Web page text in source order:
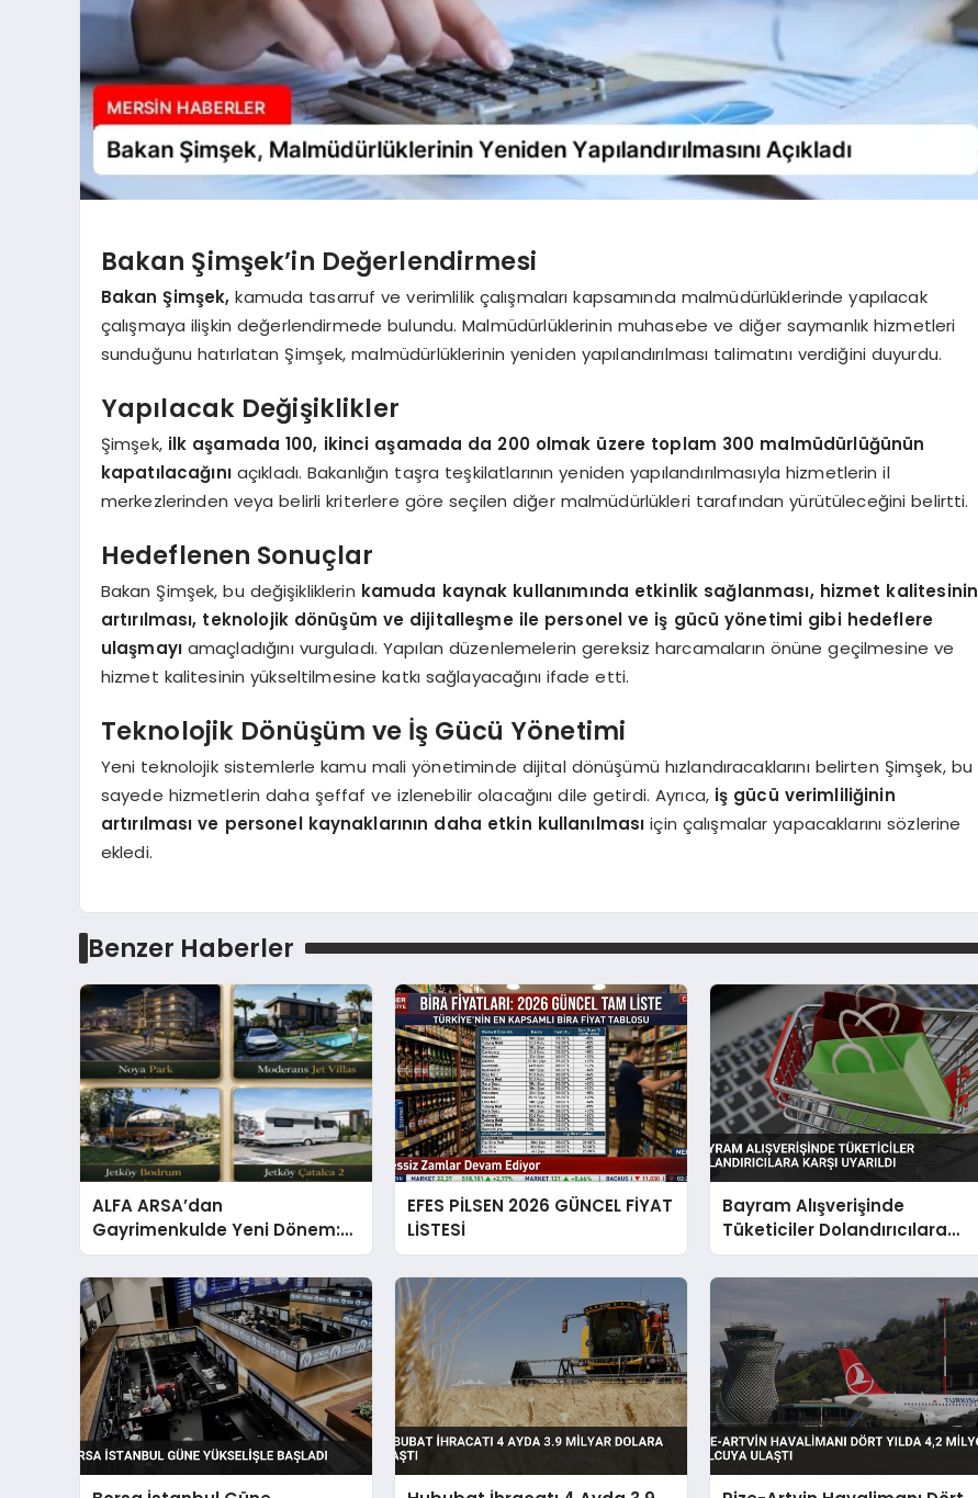
Bakan Şimşek’in Değerlendirmesi
Bakan Şimşek, kamuda tasarruf ve verimlilik çalışmaları kapsamında malmüdürlüklerinde yapılacak
çalışmaya ilişkin değerlendirmede bulundu. Malmüdürlüklerinin muhasebe ve diğer saymanlık hizmetleri
sunduğunu hatırlatan Şimşek, malmüdürlüklerinin yeniden yapılandırılması talimatını verdiğini duyurdu.
Yapılacak Değişiklikler
Şimşek, ilk aşamada 100, ikinci aşamada da 200 olmak üzere toplam 300 malmüdürlüğünün
kapatılacağınıaçıkladı. Bakanlığın taşra teşkilatlarının yeniden yapılandırılmasıyla hizmetlerin il
merkezlerinden veya belirli kriterlere göre seçilen diğer malmüdürlükleri tarafından yürütüleceğini belirtti.
Hedeflenen Sonuçlar
Bakan Şimşek, bu değişikliklerin kamuda kaynak kullanımında etkinlik sağlanması, hizmet kalitesinin
artırılması, teknolojik dönüşüm ve dijitalleşme ile personel ve iş gücü yönetimi gibi hedeflere
ulaşmayıamaçladığını vurguladı. Yapılan düzenlemelerin gereksiz harcamaların önüne geçilmesine ve
hizmet kalitesinin yükseltilmesine katkı sağlayacağını ifade etti.
Teknolojik Dönüşüm ve İş Gücü Yönetimi
Yeni teknolojik sistemlerle kamu mali yönetiminde dijital dönüşümü hızlandıracaklarını belirten Şimşek, bu
sayede hizmetlerin daha şeffaf ve izlenebilir olacağını dile getirdi. Ayrıca, iş gücü verimliliğinin
artırılması ve personel kaynaklarının daha etkin kullanılması için çalışmalar yapacaklarını sözlerine
ekledi.
Benzer Haberler
ALFA ARSA’dan
Gayrimenkulde Yeni Dönem:
Premium Yaşam ve Yatırım
Fırsatları Bir Arada
EFES PİLSEN 2026 GÜNCEL FİYAT
LİSTESİ
Bayram Alışverişinde
Tüketiciler Dolandırıcılara
Karşı Uyarıldı